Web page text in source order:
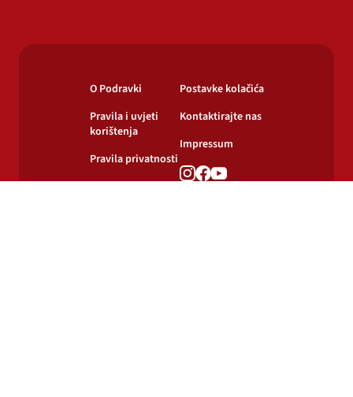
O Podravki
Pravila i uvjeti
korištenja
Pravila privatnosti
Postavke kolačića
Kontaktirajte nas
Impressum